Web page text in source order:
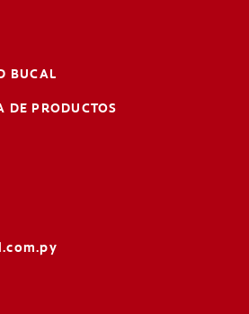
BUCAL
DE PRODUCTOS